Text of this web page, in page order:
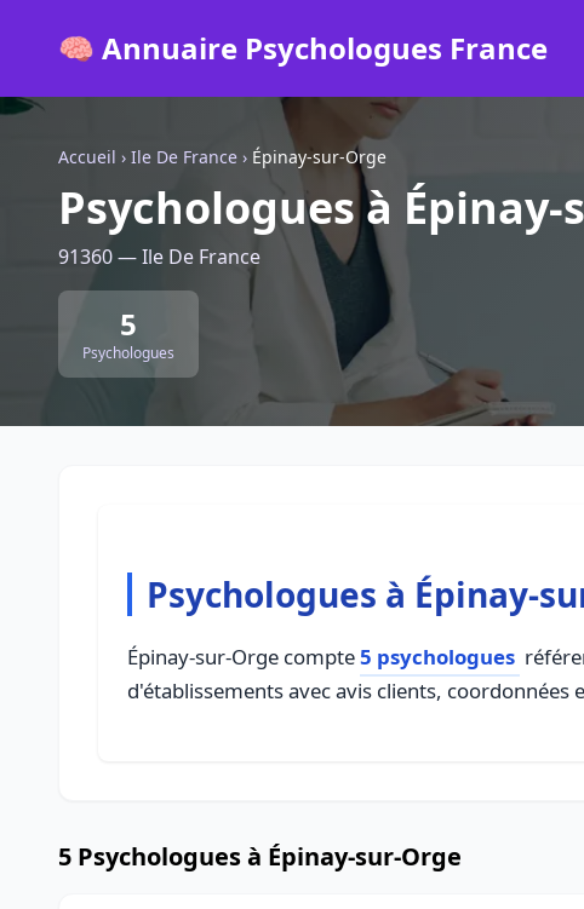
🧠 Annuaire Psychologues France
Accueil › Ile De France › Épinay-sur-Orge
Psychologues à Épinay-
91360 — Ile De France
5
Psychologues
Psychologues à Épinay-
Épinay-sur-Orge compte5 psychologues
d'établissements avec avis clients, coordonnées
5 Psychologues à Épinay-sur-Orge